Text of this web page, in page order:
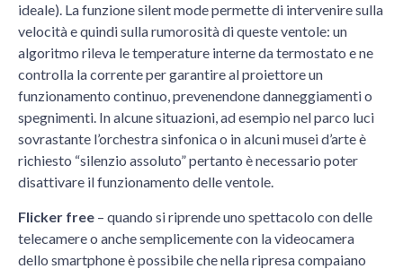
ideale). La funzione silent mode permette di intervenire sulla
velocità e quindi sulla rumorosità di queste ventole: un
algoritmo rileva le temperature interne da termostato e ne
controlla la corrente per garantire al proiettore un
funzionamento continuo, prevenendone danneggiamenti o
spegnimenti. In alcune situazioni, ad esempio nel parco luci
sovrastante l’orchestra sinfonica o in alcuni musei d’arte è
richiesto “silenzio assoluto” pertanto è necessario poter
disattivare il funzionamento delle ventole.
Flicker free – quando si riprende uno spettacolo con delle
telecamere o anche semplicemente con la videocamera
dello smartphone è possibile che nella ripresa compaiano